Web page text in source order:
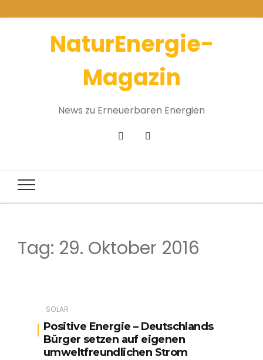
NaturEnergie-
Magazin
News zu Erneuerbaren Energien
Tag: 29. Oktober 2016
SOLAR
Positive Energie – Deutschlands
Bürger setzen auf eigenen
umweltfreundlichen Strom